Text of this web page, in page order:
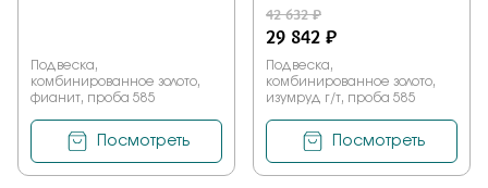
Подвеска,
комбинированное золото,
фианит, проба 585
Посмотреть
42 632 ₽
29 842 ₽
Подвеска,
комбинированное золото,
изумруд г/т, проба 585
Посмотреть